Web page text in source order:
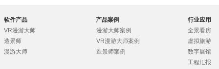
软件产品
VR漫游大师
造景师
漫游大师
产品案例
漫游大师案例
VR漫游大师案例
造景师案例
行业应用
全景看房
虚拟旅游
数字展馆
工程汇报